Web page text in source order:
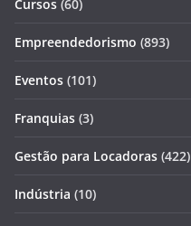
Cursos (60)
Empreendedorismo (893)
Eventos (101)
Franquias (3)
Gestão para Locadoras (422)
Indústria (10)